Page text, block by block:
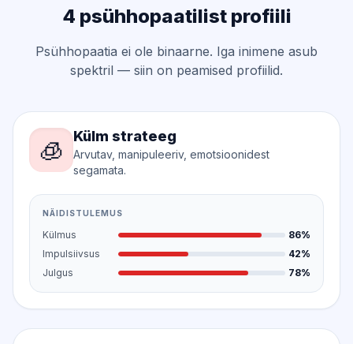
4 psühhopaatilist profiili
Psühhopaatia ei ole binaarne. Iga inimene asub
spektril — siin on peamised profiilid.
🧊 Külm strateeg
Arvutav, manipuleeriv, emotsioonidest
segamata.
NÄIDISTULEMUS
Külmus
86%
Impulsiivsus
42%
Julgus
78%